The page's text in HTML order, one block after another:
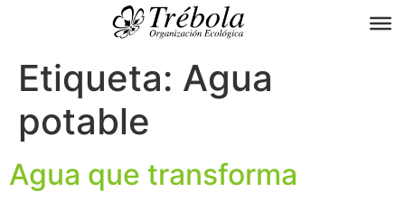
Etiqueta: Agua
potable
Agua que transforma